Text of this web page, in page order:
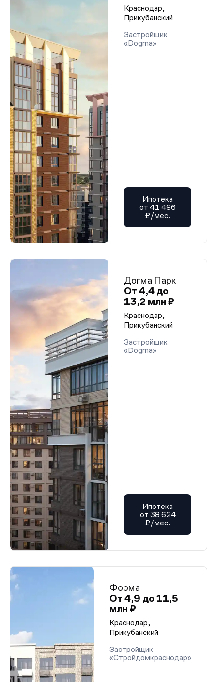
Краснодар,
Прикубанский
Застройщик
«Dogma»
Ипотека
от 41 496
₽/мес.
Догма Парк
От 4,4 до
13,2 млн ₽
Краснодар,
Прикубанский
Застройщик
«Dogma»
Ипотека
от 38 624
₽/мес.
Форма
От 4,9 до 11,5
млн ₽
Краснодар,
Прикубанский
Застройщик
«Стройдомкраснодар»